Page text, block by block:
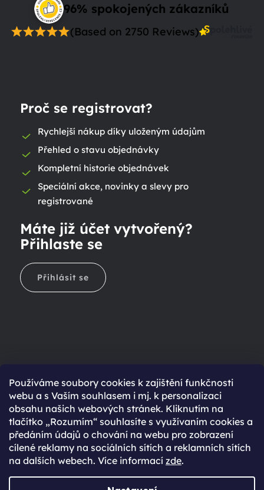
Používáme soubory cookies k zajištění funkčnosti
webu a s Vaším souhlasem i mj. k personalizaci
obsahu našich webových stránek. Kliknutím na
tlačítko „Rozumím“ souhlasíte s využívaním cookies a
předáním údajů o chování na webu pro zobrazení
cílené reklamy na sociálních sítích a reklamních sítích
na dalších webech. Více informací zde.
96% spokojených zákazníků
(Based on 2750 Reviews)
Proč se registrovat?
Rychlejší nákup díky uloženým údajům
Přehled o stavu objednávky
Kompletní historie objednávek
Speciální akce, novinky a slevy pro
registrované
Máte již účet vytvořený?
Přihlaste se
Přihlásit se
Ještě nemáte účet?
Rychlejší nákup díky uloženým údajům
Přehled o stavu objednávky
Kompletní historie objednávek
Speciální akce, novinky a slevy pro registrované